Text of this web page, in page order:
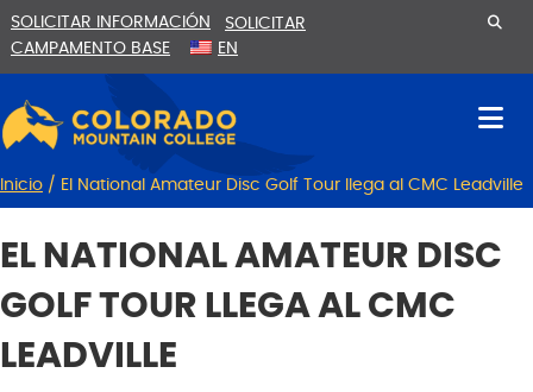
al
contenido
la
SOLICITAR INFORMACIÓN
SOLICITAR
CAMPAMENTO BASE
EN
Inicio / El National Amateur Disc Golf Tour llega al CMC Leadville
EL NATIONAL AMATEUR DISC
GOLF TOUR LLEGA AL CMC
LEADVILLE